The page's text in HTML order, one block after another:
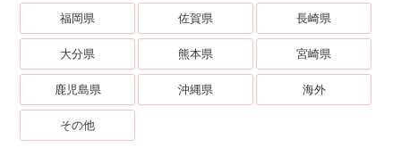
福岡県 佐賀県 長崎県
大分県 熊本県 宮崎県
鹿児島県 沖縄県 海外
その他